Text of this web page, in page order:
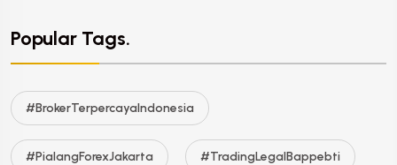
Popular Tags.
#BrokerTerpercayaIndonesia
#PialangForexJakarta #TradingLegalBappebti